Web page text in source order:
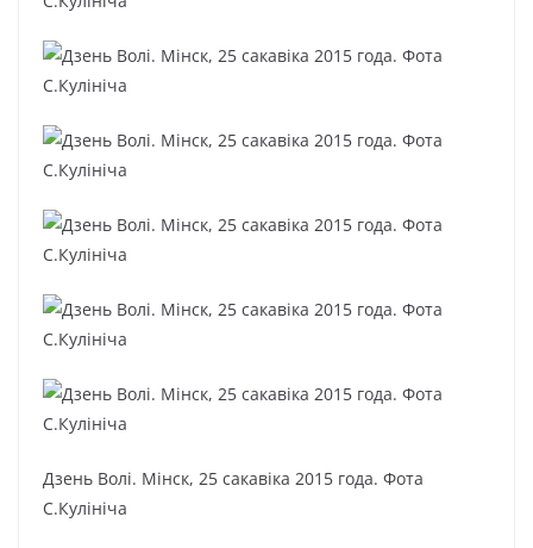
Дзень Волі. Мінск, 25 сакавіка 2015 года. Фота
С.Кулініча